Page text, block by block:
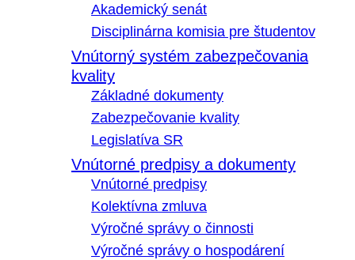
Akademický senát
Disciplinárna komisia pre študentov
Vnútorný systém zabezpečovania
kvality
Základné dokumenty
Zabezpečovanie kvality
Legislatíva SR
Vnútorné predpisy a dokumenty
Vnútorné predpisy
Kolektívna zmluva
Výročné správy o činnosti
Výročné správy o hospodárení